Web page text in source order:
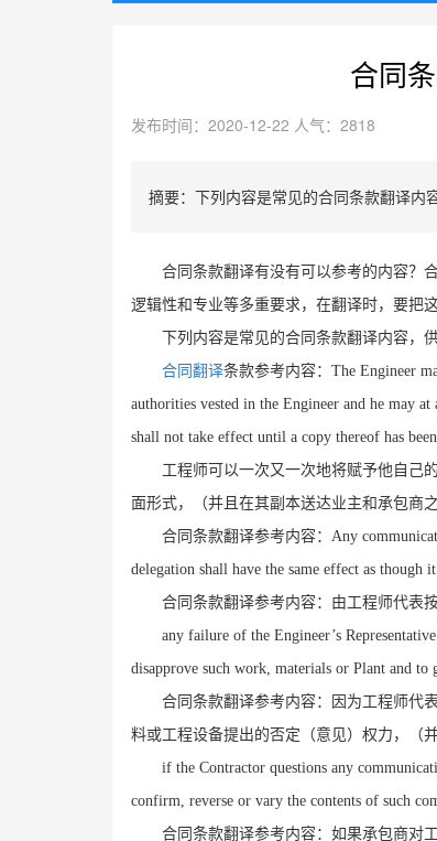
合同
发布时间：2020-12-22 人气：2818
摘要：下列内容是常见的合同条款翻译内
合同条款翻译有没有可以参考的内容？
逻辑性和专业等多重要求，在翻译时，要把
下列内容是常见的合同条款翻译内容，
合同翻译条款参考内容： The Engineer
authorities vested in the Engineer and he may
shall not take effect until a copy thereof has
工程师可以一次又一次地将赋予他自己
面形式，（并且在其副本送达业主和承包商
合同条款翻译参考内容： Any
delegation shall have the same effect as though
合同条款翻译参考内容：由工程师代表
any failure of the Engineer’s
disapprove such work, materials or Plant and
合同条款翻译参考内容：因为工程师代
料或工程设备提出的否定（意见）权力，（
if the Contractor questions any
confirm, reverse or vary the contents of such
合同条款翻译参考内容：如果承包商对